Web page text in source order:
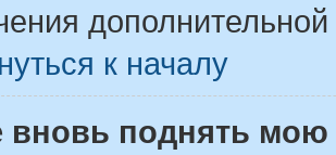
к началу
вновь поднять мою